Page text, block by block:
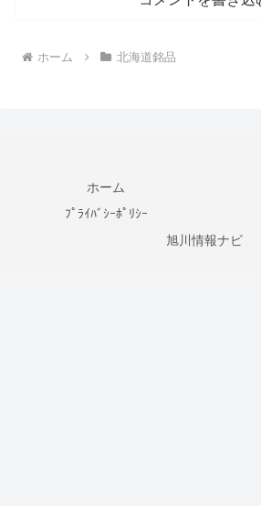
ホーム 北海道銘品
ホーム
ﾌﾟﾗｲﾊﾞｼｰﾎﾟﾘｼｰ
旭川情報ナビ